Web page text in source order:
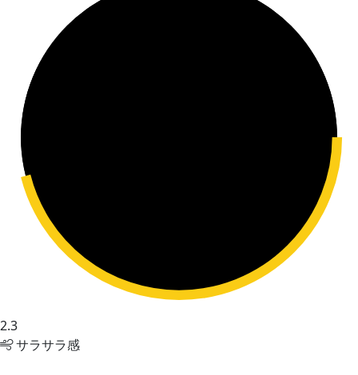
2.3
サラサラ感